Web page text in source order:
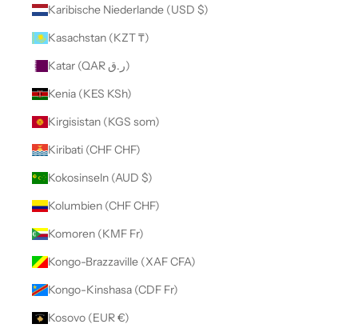
Karibische Niederlande (USD $)
Kasachstan (KZT ₸)
Katar (QAR ر.ق)
Kenia (KES KSh)
Kirgisistan (KGS som)
Kiribati (CHF CHF)
Kokosinseln (AUD $)
Kolumbien (CHF CHF)
Komoren (KMF Fr)
Kongo-Brazzaville (XAF CFA)
Kongo-Kinshasa (CDF Fr)
Kosovo (EUR €)